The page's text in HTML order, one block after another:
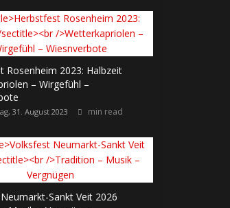
Rosenheim 2023: Halbzeit
– Wirgefühl –
31. August 2023 min read
Sankt Veit 2026